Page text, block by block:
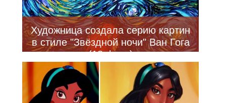
Художница создала серию картин
в стиле "Звёздной ночи" Ван Гога
(18 фото)